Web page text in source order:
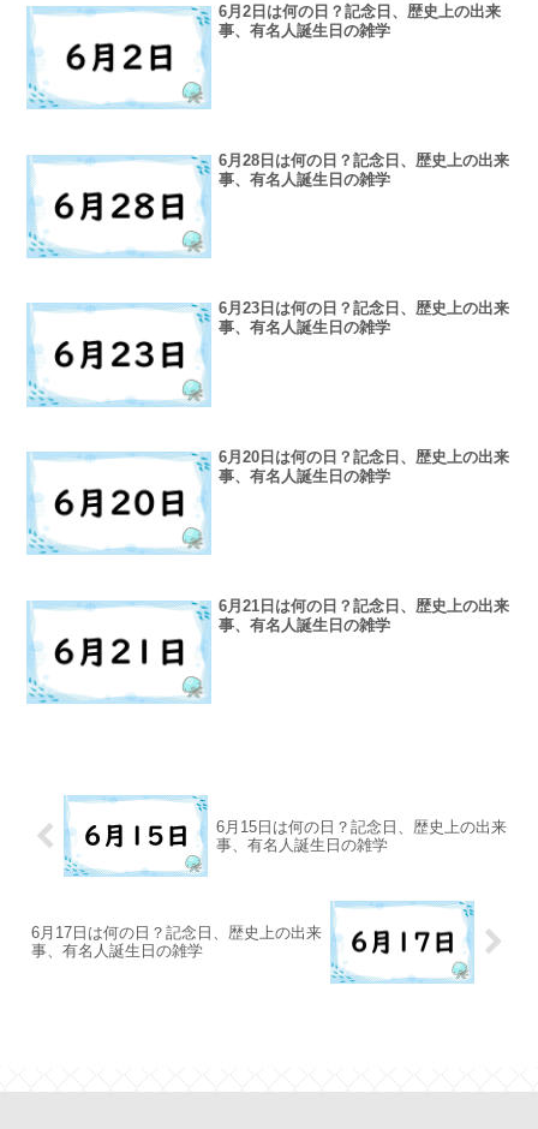
6月2日は何の日？記念日、歴史上の出来
事、有名人誕生日の雑学
6月28日は何の日？記念日、歴史上の出来
事、有名人誕生日の雑学
6月23日は何の日？記念日、歴史上の出来
事、有名人誕生日の雑学
6月20日は何の日？記念日、歴史上の出来
事、有名人誕生日の雑学
6月21日は何の日？記念日、歴史上の出来
事、有名人誕生日の雑学
6月15日は何の日？記念日、歴史上の出来
事、有名人誕生日の雑学
6月17日は何の日？記念日、歴史上の出来
事、有名人誕生日の雑学